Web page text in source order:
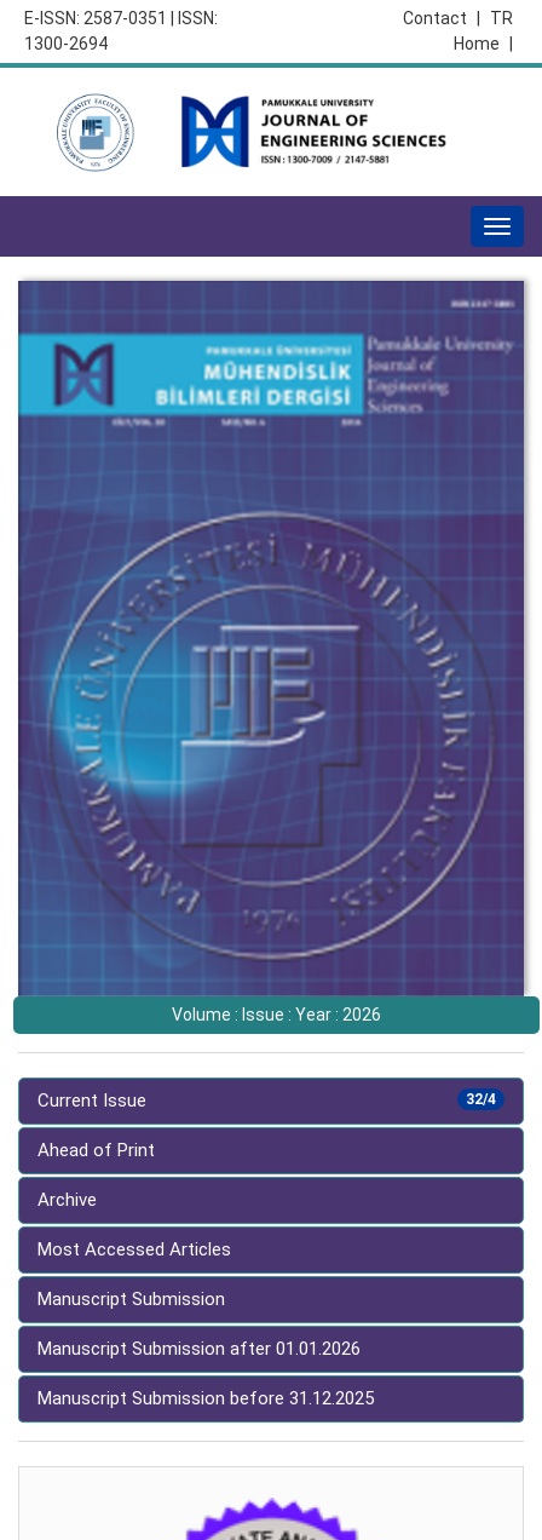
E-ISSN: 2587-0351 | ISSN:
1300-2694
TR
Contact
Home
Volume : Issue : Year : 2026
32/4
Current Issue
Ahead of Print
Archive
Most Accessed Articles
Manuscript Submission
Manuscript Submission after 01.01.2026
Manuscript Submission before 31.12.2025